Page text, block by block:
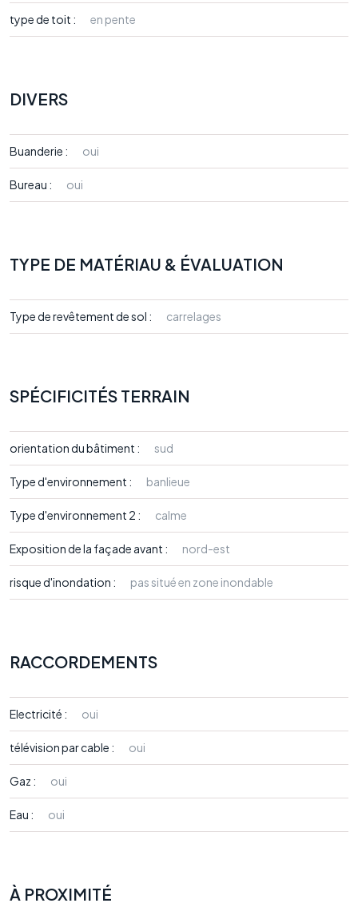
type de toit : en pente
DIVERS
Buanderie : oui
Bureau : oui
TYPE DE MATÉRIAU & ÉVALUATION
Type de revêtement de sol : carrelages
SPÉCIFICITÉS TERRAIN
orientation du bâtiment : sud
Type d'environnement : banlieue
Type d'environnement 2 : calme
Exposition de la façade avant : nord-est
risque d'inondation : pas situé en zone inondable
RACCORDEMENTS
Electricité : oui
télévision par cable : oui
Gaz : oui
Eau : oui
À PROXIMITÉ